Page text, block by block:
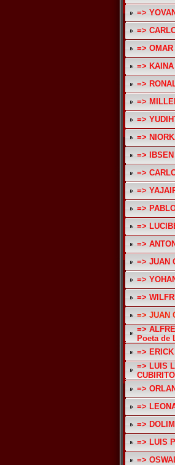
=>
=>
=> OMAR
=> KAINA
=>
=>
=>
=>
=> IBSEN
=>
=>
=>
=>
=>
=> JUAN
=>
=>
=> JUAN
=>
Poeta de
=>
=> LUIS
=>
=>
=>
=> LUIS
=>